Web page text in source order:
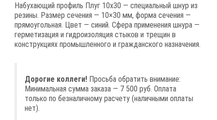
Набухающий профиль Плуг 10х30 — специальный шнур из
резины. Размер сечения — 10×30 мм, форма сечения —
прямоугольная. Цвет — синий. Сфера применения шнура —
герметизация и гидроизоляция стыков и трещин в
конструкциях промышленного и гражданского назначения.
Дорогие коллеги! Просьба обратить внимание:
Минимальная сумма заказа — 7 500 руб. Оплата
только по безналичному расчету (наличными оплаты
нет).